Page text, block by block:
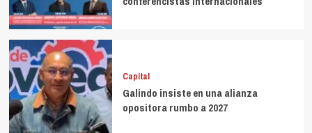
Capital
Galindo insiste en una alianza
opositora rumbo a 2027